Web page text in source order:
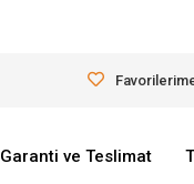
Garanti ve Teslimat